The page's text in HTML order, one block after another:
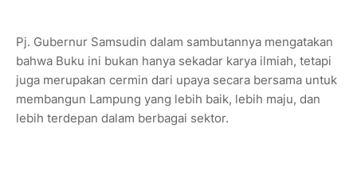
Pj. Gubernur Samsudin dalam sambutannya mengatakan
bahwa Buku ini bukan hanya sekadar karya ilmiah, tetapi
juga merupakan cermin dari upaya secara bersama untuk
membangun Lampung yang lebih baik, lebih maju, dan
lebih terdepan dalam berbagai sektor.